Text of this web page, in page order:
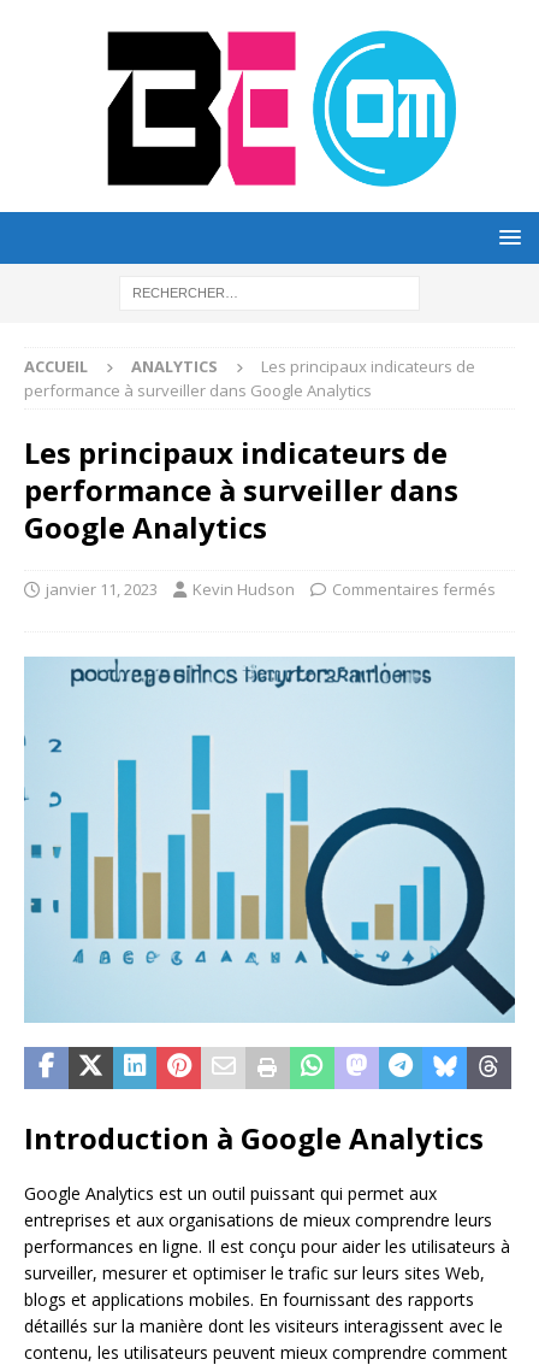
ACCUEIL ANALYTICS
Les principaux indicateurs de
performance à surveiller dans Google Analytics
Les principaux indicateurs de
performance à surveiller dans
Google Analytics
janvier 11, 2023 Kevin Hudson Commentaires fermés
Introduction à Google Analytics
Google Analytics est un outil puissant qui permet aux
entreprises et aux organisations de mieux comprendre leurs
performances en ligne. Il est conçu pour aider les utilisateurs à
surveiller, mesurer et optimiser le trafic sur leurs sites Web,
blogs et applications mobiles. En fournissant des rapports
détaillés sur la manière dont les visiteurs interagissent avec le
contenu, les utilisateurs peuvent mieux comprendre comment